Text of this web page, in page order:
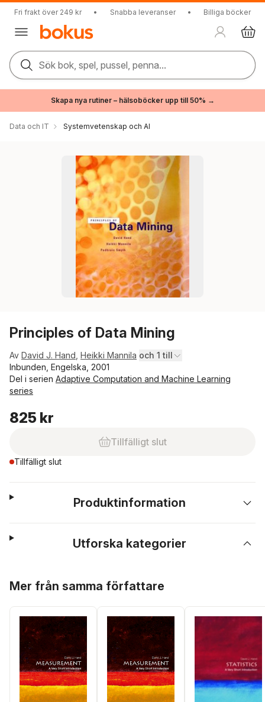
Fri frakt över 249 kr • Snabba leveranser • Billiga böcker
Sök bok, spel, pussel, penna...
Skapa nya rutiner – hälsoböcker upp till 50% →
Data och IT Systemvetenskap och AI
Principles of Data Mining
Av David J. Hand Heikki Mannila och 1 till
Inbunden, Engelska, 2001
Del i serien Adaptive Computation and Machine Learning
series
825 kr
Tillfälligt slut
Tillfälligt slut
Produktinformation
Utforska kategorier
Mer från samma författare